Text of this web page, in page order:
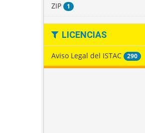
ZIP 1
LICENCIAS
Aviso Legal del ISTAC 290